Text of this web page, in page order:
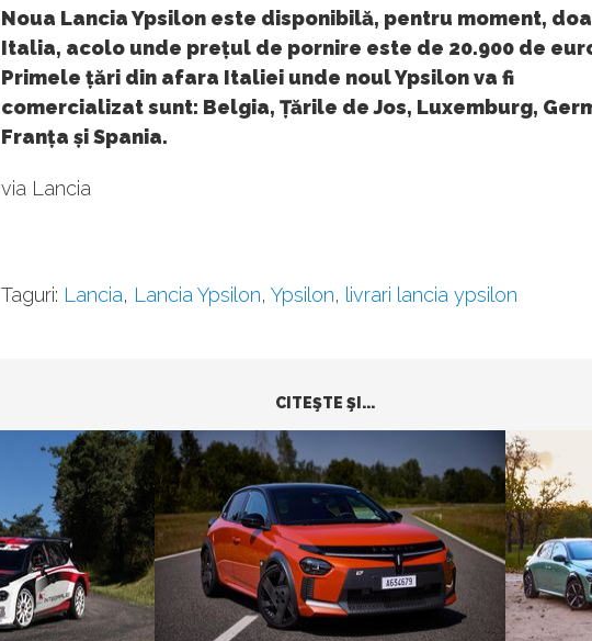
Noua Lancia Ypsilon este disponibilă, pentru moment,
Italia, acolo unde prețul de pornire este de 20.900 de
Primele țări din afara Italiei unde noul Ypsilon va fi
comercializat sunt: Belgia, Țările de Jos, Luxemburg,
Franța și Spania.
via Lancia
Taguri: Lancia, Lancia Ypsilon, Ypsilon, livrari lancia ypsilon
CITEŞTE ŞI...